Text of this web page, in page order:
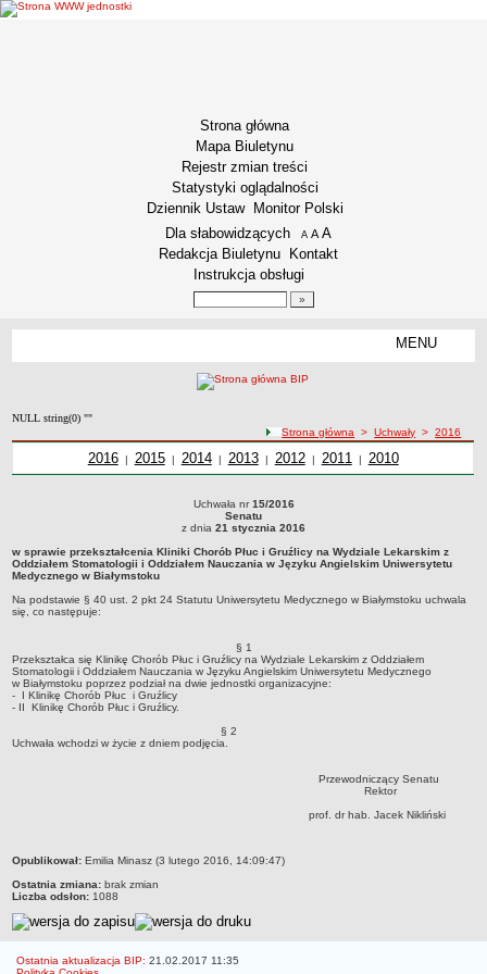
Strona główna
Mapa Biuletynu
Rejestr zmian treści
Statystyki oglądalności
Dziennik Ustaw
Monitor Polski
Menu dodatkowe
Dla słabowidzących A pomniejsz czcionkę
A standardowy rozmiar czcionki
A
Redakcja Biuletynu
Kontakt
Instrukcja obsługi
MENU
Podstawa prawna funkcjonowania
Misja i Strategia
Kodeks Etyki
Kodeks etyki pracownika naukowego
Senat
Rektor
Prorektorzy
Dziekani
Prodziekani
Statut
Zarządzenia
Regulamin organizacyjny
Regulamin Pracy
Kierunki studiów
NULL string(0) ""
ścieżka nawigacji
Strona główna >Uchwały >2016
Uchwały z roku
2016| Uchwały z roku
2015| Uchwały z roku
2014| Uchwały z roku
2013| Uchwały z roku
2012| Uchwały z roku
2011 | Uchwały z roku
2010
Uchwała nr 15/2016Senatuz dnia 21 stycznia 2016w sprawie przekształcenia Kliniki
Chorób Płuc i Gruźlicy na Wydziale Lekarskim z Oddziałem Stomatologii i
BiałymstokuNa podstawie § 40 ust. 2 pkt 24 Statutu Uniwersytetu Medycznego w
Białymstoku uchwala się, co następuje:
Uchwała nr15/2016
Senatu
z dnia 21 stycznia 2016
w sprawie przekształcenia Kliniki Chorób Płuc i Gruźlicy na Wydziale Lekarskim z
Oddziałem Stomatologii i Oddziałem Nauczania w Języku Angielskim Uniwersytetu
Medycznego w Białymstoku
Na podstawie § 40 ust. 2 pkt 24 Statutu Uniwersytetu Medycznego w Białymstoku uchwala
się, co następuje:
§ 1
Przekształca się Klinikę Chorób Płuc i Gruźlicy na Wydziale Lekarskim z Oddziałem
Stomatologii i Oddziałem Nauczania w Języku Angielskim Uniwersytetu Medycznego
w Białymstoku poprzez podział na dwie jednostki organizacyjne:
- I Klinikę Chorób Płuc i Gruźlicy
- II Klinikę Chorób Płuc i Gruźlicy.
§ 2
Uchwała wchodzi w życie z dniem podjęcia.
Przewodniczący Senatu
Rektor
prof. dr hab. Jacek Nikliński
metryczka
Opublikował: Emilia Minasz (3 lutego 2016, 14:09:47)
Ostatnia zmiana: brak zmian
Liczba odsłon: 1088
Ostatnia aktualizacja BIP: 21.02.2017 11:35